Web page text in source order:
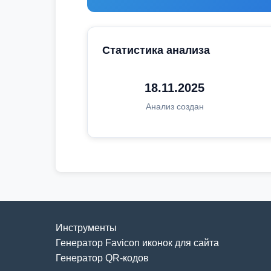
Статистика анализа
18.11.2025
Анализ создан
Инструменты
Генератор Favicon иконок для сайта
Генератор QR-кодов